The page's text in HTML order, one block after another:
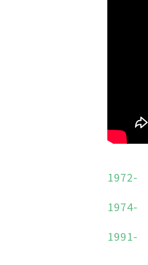
1972-
1974-
1991-